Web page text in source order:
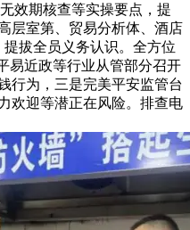
效期核查等实操要点，提
层室第、贸易分析体、酒店
拔全员义务认识。全方位
易近政等行业从管部分召开
行为，三是完美平安监管台
欢迎等潜正在风险。排查电